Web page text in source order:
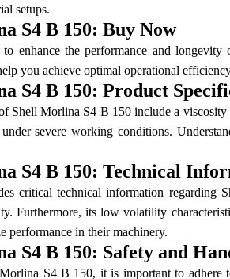
setups.
S4 B 150: Buy Now
enhance the performance and
you achieve optimal operational
S4 B 150: Product
Shell Morlina S4 B 150 include a
severe working conditions.
S4 B 150: Technical
critical technical information
Furthermore, its low volatility
performance in their machinery.
S4 B 150: Safety and
S4 B 150, it is important to adhere